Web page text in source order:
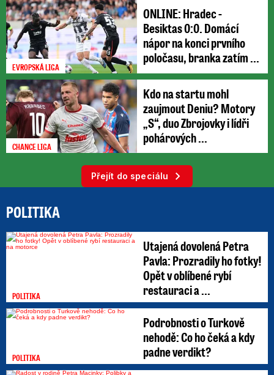
EVROPSKÁ LIGA
ONLINE: Hradec -
Besiktas 0:0. Domácí
nápor na konci prvního
poločasu, branka zatím ...
CHANCE LIGA
Kdo na startu mohl
zaujmout Deniu? Motory
„S“, duo Zbrojovky i lídři
pohárových ...
Přejít do speciálu
POLITIKA
POLITIKA
Utajená dovolená Petra
Pavla: Prozradily ho fotky!
Opět v oblíbené rybí
restauraci a ...
POLITIKA
Podrobnosti o Turkově
nehodě: Co ho čeká a kdy
padne verdikt?